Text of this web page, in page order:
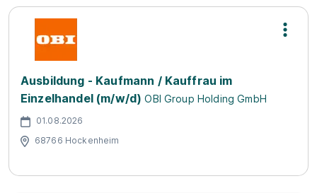
Ausbildung - Kaufmann / Kauffrau im
Einzelhandel (m/w/d) OBI Group Holding GmbH
01.08.2026
68766 Hockenheim